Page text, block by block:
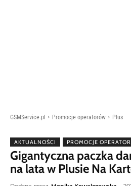
GSMService.pl Promocje operatorów Plus
AKTUALNOŚCI PROMOCJE
Gigantyczna paczka
na lata w Plusie Na